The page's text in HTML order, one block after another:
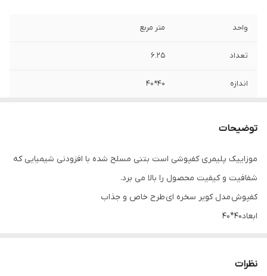
واحد متر مربع
تعداد 6.25
اندازه 40*40
توضیحات
موزاییک پلیمری کفپوشی است بتنی مسلح شده با افزودنی شیمیایی که
شفافیت و کیفیت محصول را بالا می برد.
کفپوش مدل کویر سخره ای طرح خاص و جذاب
ابعاد40*40
می باشد
نظرات